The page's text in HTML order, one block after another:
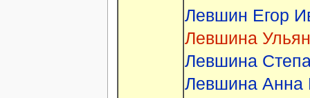
Левшин Егор
Левшина
Левшина
Левшина Анна